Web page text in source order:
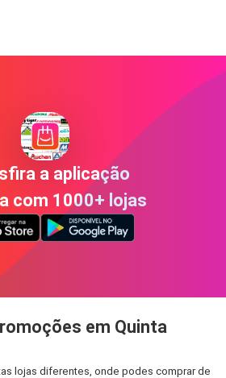
a aplicação
com 1000+ lojas
em Quinta
lojas diferentes, onde podes comprar de